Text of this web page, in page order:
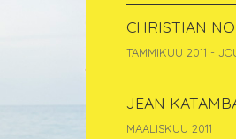
CHRISTIAN
TAMMIKUU 2011 -
JEAN
MAALISKUU 2011